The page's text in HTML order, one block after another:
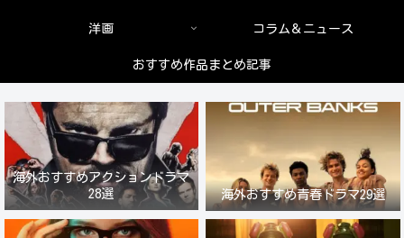
洋画 コラム＆ニュース
おすすめ作品まとめ記事
海外おすすめアクションドラマ
28選
海外おすすめ青春ドラマ29選